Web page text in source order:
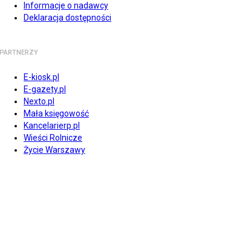
Informacje o nadawcy
Deklaracja dostępności
PARTNERZY
E-kiosk.pl
E-gazety.pl
Nexto.pl
Mała księgowość
Kancelarierp.pl
Wieści Rolnicze
Życie Warszawy